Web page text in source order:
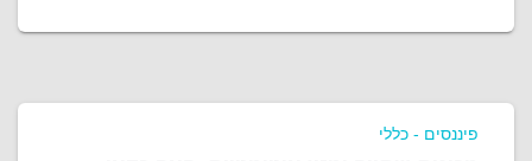
פיננסים - כללי